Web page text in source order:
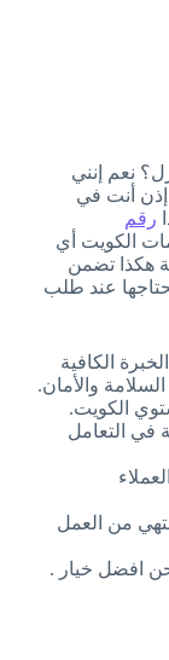
نعم إنني
أنت في
رقم
في خدمات الكويت أي
هكذا تضمن
عند طلب
الكافية
والأمان.
الكويت.
في التعامل
من العمل
افضل خيار .